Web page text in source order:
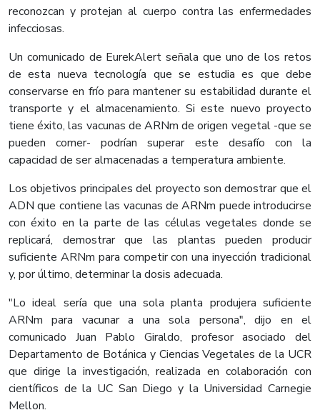
reconozcan y protejan al cuerpo contra las enfermedades
infecciosas.
Un comunicado de EurekAlert señala que uno de los retos
de esta nueva tecnología que se estudia es que debe
conservarse en frío para mantener su estabilidad durante el
transporte y el almacenamiento. Si este nuevo proyecto
tiene éxito, las vacunas de ARNm de origen vegetal -que se
pueden comer- podrían superar este desafío con la
capacidad de ser almacenadas a temperatura ambiente.
Los objetivos principales del proyecto son demostrar que el
ADN que contiene las vacunas de ARNm puede introducirse
con éxito en la parte de las células vegetales donde se
replicará, demostrar que las plantas pueden producir
suficiente ARNm para competir con una inyección tradicional
y, por último, determinar la dosis adecuada.
"Lo ideal sería que una sola planta produjera suficiente
ARNm para vacunar a una sola persona", dijo en el
comunicado Juan Pablo Giraldo, profesor asociado del
Departamento de Botánica y Ciencias Vegetales de la UCR
que dirige la investigación, realizada en colaboración con
científicos de la UC San Diego y la Universidad Carnegie
Mellon.